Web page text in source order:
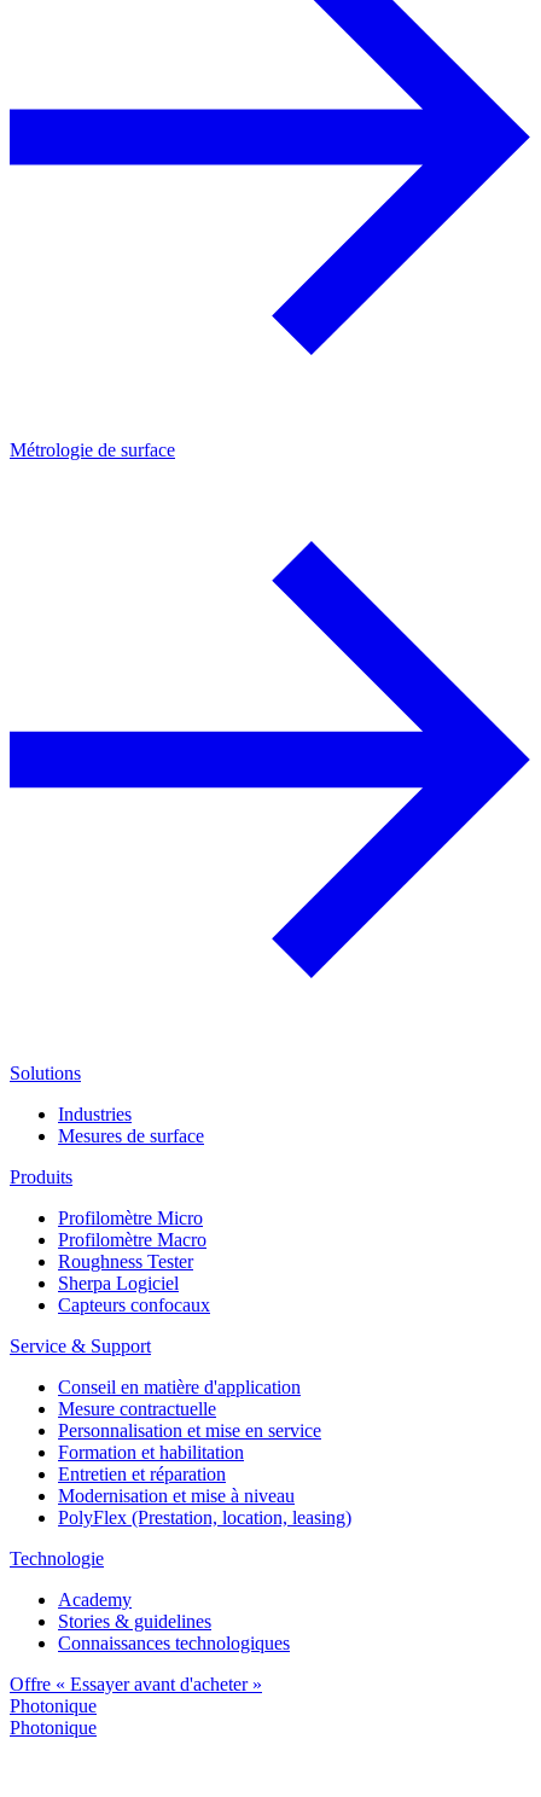
Métrologie de surface
Solutions
Industries
Mesures de surface
Produits
Profilomètre Micro
Profilomètre Macro
Roughness Tester
Sherpa Logiciel
Capteurs confocaux
Service & Support
Conseil en matière d'application
Mesure contractuelle
Personnalisation et mise en service
Formation et habilitation
Entretien et réparation
Modernisation et mise à niveau
PolyFlex (Prestation, location, leasing)
Technologie
Academy
Stories & guidelines
Connaissances technologiques
Offre « Essayer avant d'acheter »
Photonique
Photonique